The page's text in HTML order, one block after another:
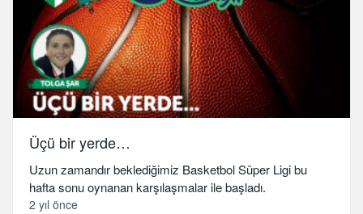
Üçü bir yerde…
Uzun zamandır beklediğimiz Basketbol Süper Ligi bu
hafta sonu oynanan karşılaşmalar ile başladı.
2 yıl önce